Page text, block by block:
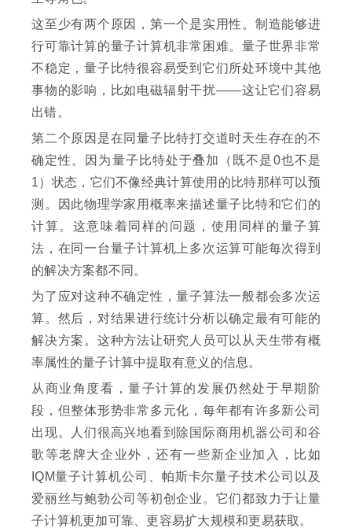
这至少有两个原因，第一个是实用性。制造能够进
行可靠计算的量子计算机非常困难。量子世界非常
不稳定，量子比特很容易受到它们所处环境中其他
事物的影响，比如电磁辐射干扰——这让它们容易
出错。
第二个原因是在同量子比特打交道时天生存在的不
确定性。因为量子比特处于叠加（既不是0也不是
1）状态，它们不像经典计算使用的比特那样可以预
测。因此物理学家用概率来描述量子比特和它们的
计算。这意味着同样的问题，使用同样的量子算
法，在同一台量子计算机上多次运算可能每次得到
的解决方案都不同。
为了应对这种不确定性，量子算法一般都会多次运
算。然后，对结果进行统计分析以确定最有可能的
解决方案。这种方法让研究人员可以从天生带有概
率属性的量子计算中提取有意义的信息。
从商业角度看，量子计算的发展仍然处于早期阶
段，但整体形势非常多元化，每年都有许多新公司
出现。人们很高兴地看到除国际商用机器公司和谷
歌等老牌大企业外，还有一些新企业加入，比如
IQM量子计算机公司、帕斯卡尔量子技术公司以及
爱丽丝与鲍勃公司等初创企业。它们都致力于让量
子计算机更加可靠、更容易扩大规模和更易获取。